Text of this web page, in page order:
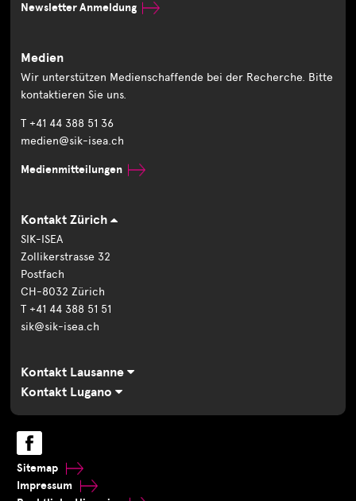
Newsletter Anmeldung
Medien
Wir unterstützen Medienschaffende bei der Recherche. Bitte
kontaktieren Sie uns.
T +41 44 388 51 36
medien@sik-isea.ch
Medienmitteilungen
Kontakt Zürich
SIK-ISEA
Zollikerstrasse 32
Postfach
CH-8032 Zürich
T +41 44 388 51 51
sik@sik-isea.ch
Kontakt Lausanne
Kontakt Lugano
Sitemap
Impressum